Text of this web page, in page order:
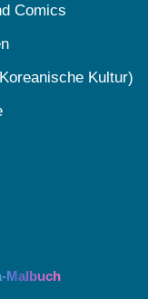
Comics
Kultur)
Malbuch